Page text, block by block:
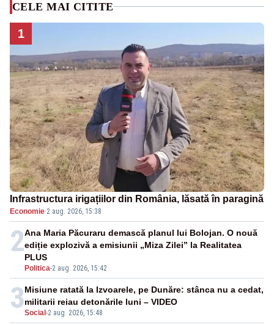
CELE MAI CITITE
1
Infrastructura irigațiilor din România, lăsată în paragină
Economie·2 aug. 2026, 15:38
2
Politica-2 aug. 2026, 15:42
Ana Maria Păcuraru demască planul lui Bolojan. O nouă
ediție explozivă a emisiunii „Miza Zilei” la Realitatea
PLUS
3Social -2 aug. 2026, 15:48
Misiune ratată la Izvoarele, pe Dunăre: stânca nu a cedat,
militarii reiau detonările luni – VIDEO